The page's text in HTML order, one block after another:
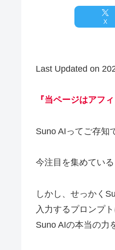
X
Last Updated on
『当ページはアフ
Suno AIってご存知
今注目を集めてい
しかし、せっかく
入力するプロンプ
Suno AIの本当の力